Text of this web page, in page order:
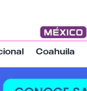
Coahuila